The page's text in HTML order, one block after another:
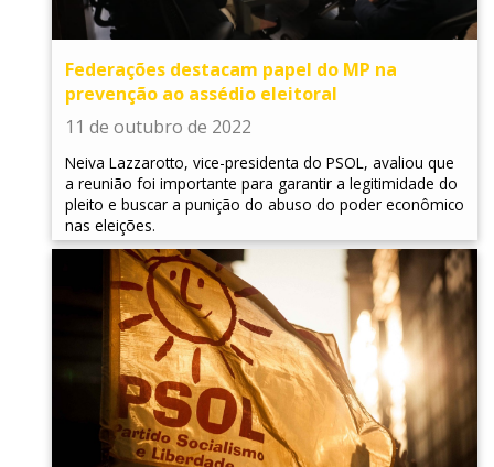
Federações destacam papel do MP na
prevenção ao assédio eleitoral
11 de outubro de 2022
Neiva Lazzarotto, vice-presidenta do PSOL, avaliou que
a reunião foi importante para garantir a legitimidade do
pleito e buscar a punição do abuso do poder econômico
nas eleições.